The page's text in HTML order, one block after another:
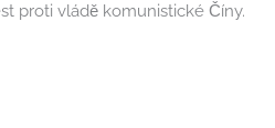
proti vládě komunistické Číny.